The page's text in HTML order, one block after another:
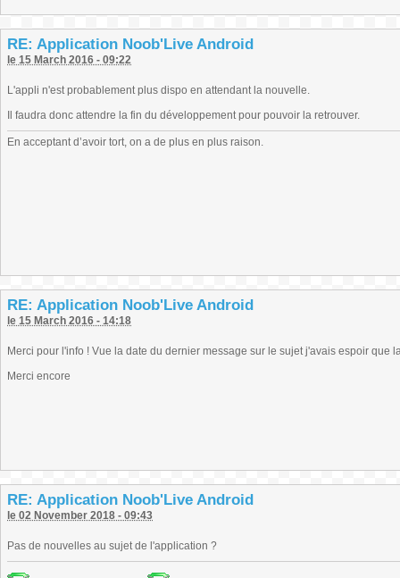
RE: Application Noob'Live Android
le 15 March 2016 - 09:22
L'appli n'est probablement plus dispo en attendant la nouvelle.
Il faudra donc attendre la fin du développement pour pouvoir la retrouver.
En acceptant d’avoir tort, on a de plus en plus raison.
RE: Application Noob'Live Android
le 15 March 2016 - 14:18
Merci pour l'info ! Vue la date du dernier message sur le sujet j'avais espoir que
Merci encore
RE: Application Noob'Live Android
le 02 November 2018 - 09:43
Pas de nouvelles au sujet de l'application ?